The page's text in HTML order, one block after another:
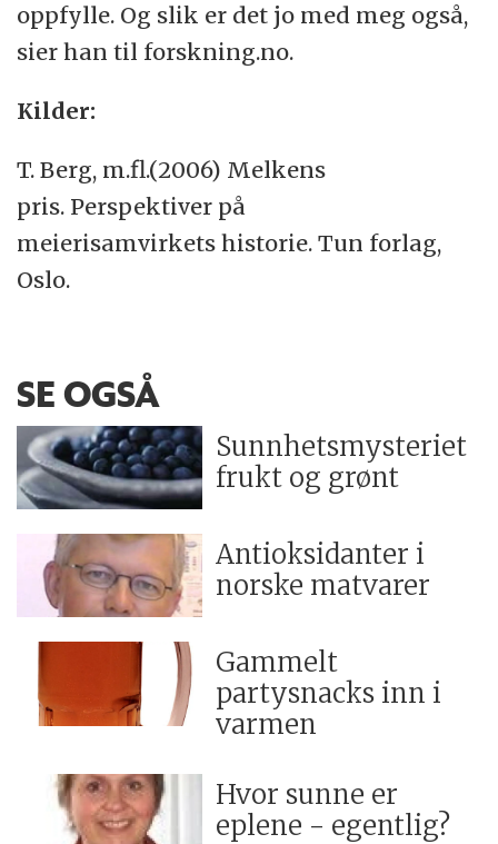
oppfylle. Og slik er det jo med meg også,
sier han til forskning.no.
Kilder:
T. Berg, m.fl.(2006) Melkens
pris. Perspektiver på
meierisamvirkets historie. Tun forlag,
Oslo.
SE OGSÅ
Sunnhetsmysteriet
frukt og grønt
Antioksidanter i
norske matvarer
Gammelt
partysnacks inn i
varmen
Hvor sunne er
eplene - egentlig?